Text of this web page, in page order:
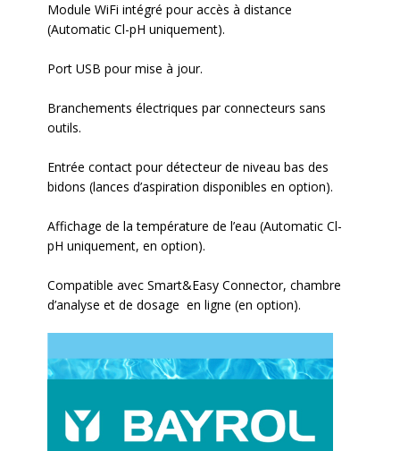
Module WiFi intégré pour accès à distance
(Automatic Cl-pH uniquement).
Port USB pour mise à jour.
Branchements électriques par connecteurs sans
outils.
Entrée contact pour détecteur de niveau bas des
bidons (lances d’aspiration disponibles en option).
Affichage de la température de l’eau (Automatic Cl-
pH uniquement, en option).
Compatible avec Smart&Easy Connector, chambre
d’analyse et de dosage en ligne (en option).